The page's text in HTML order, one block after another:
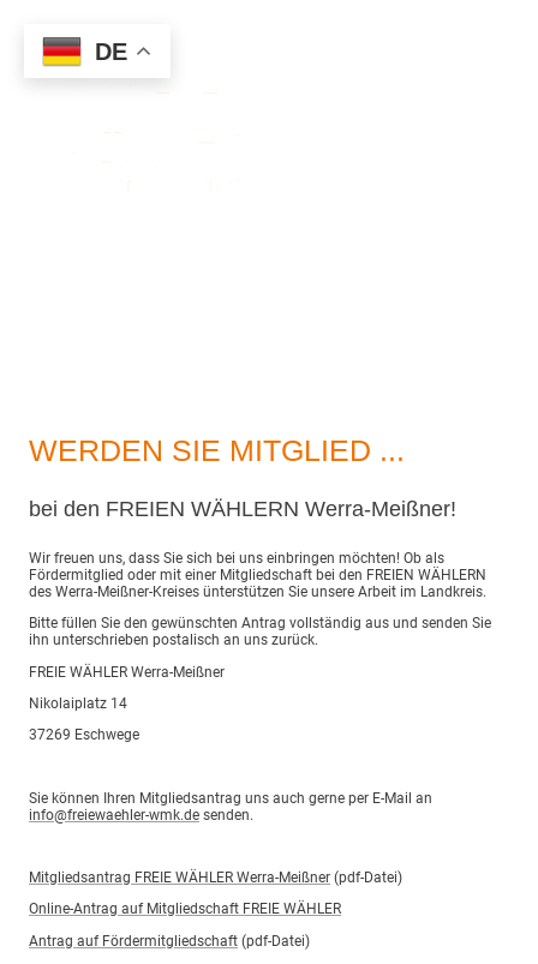
WERDEN SIE MITGLIED ...
bei den FREIEN WÄHLERN Werra-Meißner!
Wir freuen uns, dass Sie sich bei uns einbringen möchten! Ob als
Fördermitglied oder mit einer Mitgliedschaft bei den FREIEN WÄHLERN
des Werra-Meißner-Kreises ünterstützen Sie unsere Arbeit im Landkreis.
Bitte füllen Sie den gewünschten Antrag vollständig aus und senden Sie
ihn unterschrieben postalisch an uns zurück.
FREIE WÄHLER Werra-Meißner
Nikolaiplatz 14
37269 Eschwege
Sie können Ihren Mitgliedsantrag uns auch gerne per E-Mail an
info@freiewaehler-wmk.de senden.
Mitgliedsantrag FREIE WÄHLER Werra-Meißner (pdf-Datei)
Online-Antrag auf Mitgliedschaft FREIE WÄHLER
Antrag auf Fördermitgliedschaft (pdf-Datei)
DE